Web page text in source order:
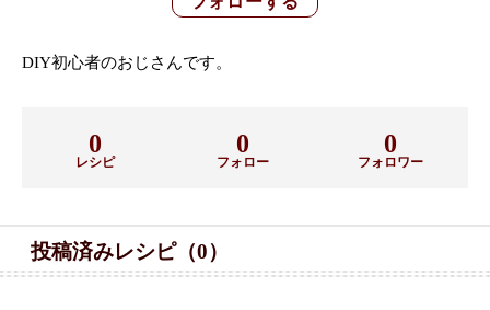
DIY初心者のおじさんです。
0
レシピ
0
フォロー
0
フォロワー
投稿済みレシピ（0）